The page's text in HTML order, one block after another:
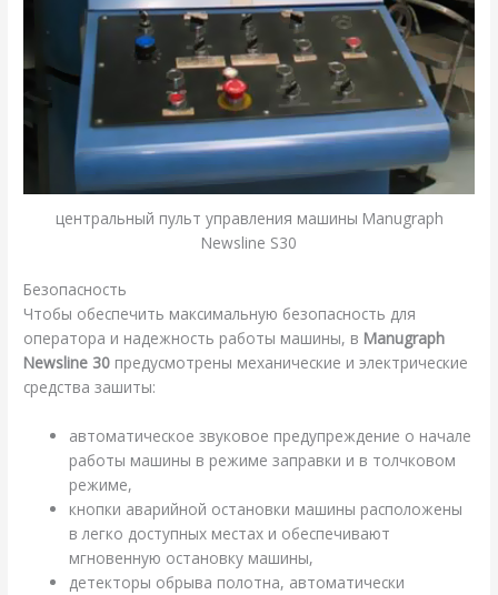
центральный пульт управления машины Manugraph
Newsline S30
Безопасность
Чтобы обеспечить максимальную безопасность для
оператора и надежность работы машины, в Manugraph
Newsline 30 предусмотрены механические и электрические
средства зашиты:
автоматическое звуковое предупреждение о начале
работы машины в режиме заправки и в толчковом
режиме,
кнопки аварийной остановки машины расположены
в легко доступных местах и обеспечивают
мгновенную остановку машины,
детекторы обрыва полотна, автоматически